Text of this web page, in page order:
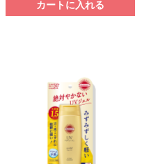
カートに入れる